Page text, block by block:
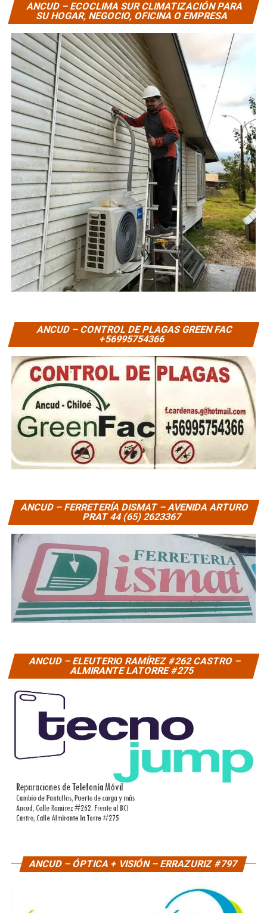
ANCUD – ECOCLIMA SUR CLIMATIZACIÓN PARA
SU HOGAR, NEGOCIO, OFICINA O EMPRESA
ANCUD – CONTROL DE PLAGAS GREEN FAC
+56995754366
ANCUD – FERRETERÍA DISMAT – AVENIDA ARTURO
PRAT 44 (65) 2623367
ANCUD – ELEUTERIO RAMÍREZ #262 CASTRO –
ALMIRANTE LATORRE #275
ANCUD – ÓPTICA + VISIÓN – ERRAZURIZ #797